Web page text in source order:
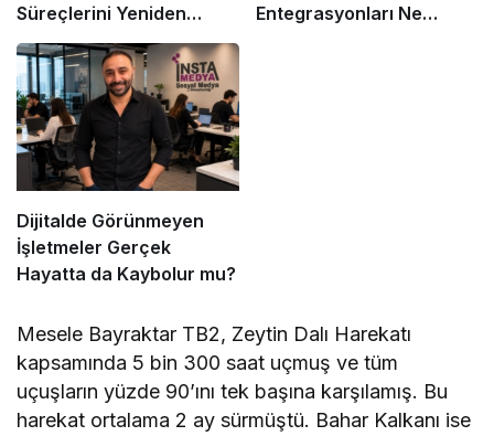
Süreçlerini Yeniden
Şekillendiriyor
Entegrasyonları Ne
Dijitalde Görünmeyen
İşletmeler Gerçek
Hayatta da Kaybolur mu?
Mesele Bayraktar TB2, Zeytin Dalı Harekatı
kapsamında 5 bin 300 saat uçmuş ve tüm
uçuşların yüzde 90’ını tek başına karşılamış. Bu
harekat ortalama 2 ay sürmüştü. Bahar Kalkanı ise